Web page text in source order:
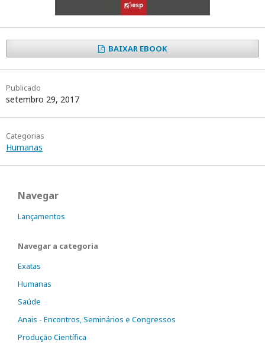
BAIXAR EBOOK
Publicado
setembro 29, 2017
Categorias
Humanas
Navegar
Lançamentos
Navegar a categoria
Exatas
Humanas
Saúde
Anais - Encontros, Seminários e Congressos
Produção Científica